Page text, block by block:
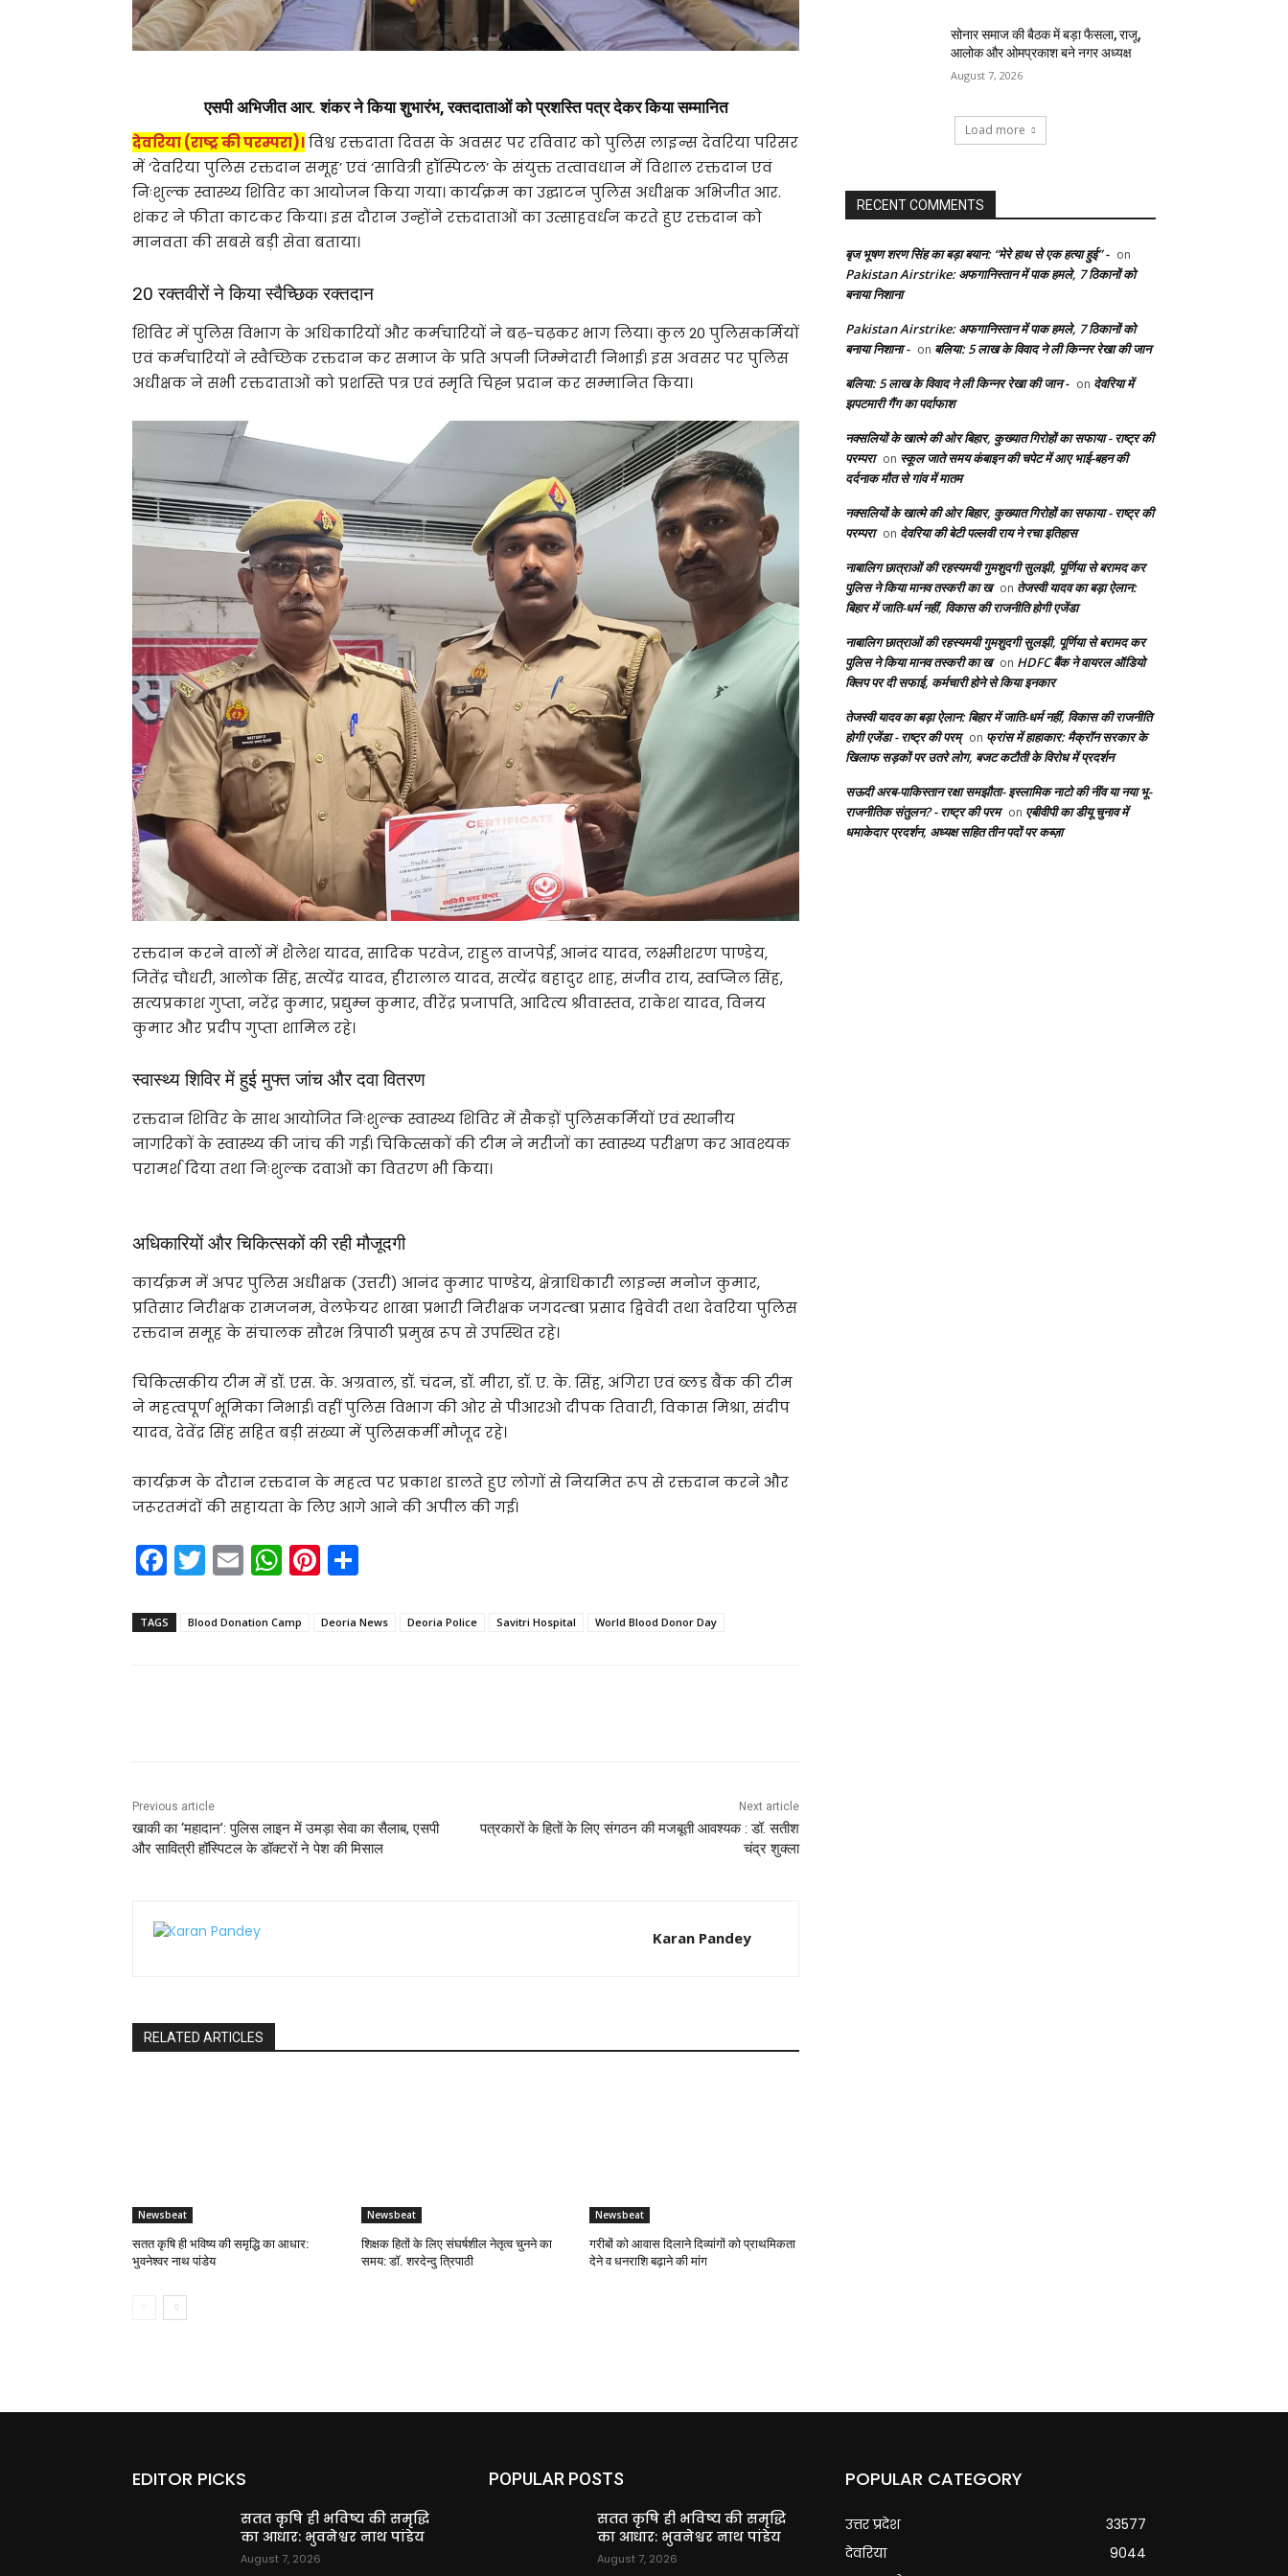
एसपी अभिजीत आर. शंकर ने किया शुभारंभ, रक्तदाताओं को प्रशस्ति पत्र देकर किया सम्मानित
देवरिया (राष्ट्र की परम्परा)।विश्व रक्तदाता दिवस के अवसर पर रविवार को पुलिस लाइन्स देवरिया परिसर
में ‘देवरिया पुलिस रक्तदान समूह’ एवं ‘सावित्री हॉस्पिटल’ के संयुक्त तत्वावधान में विशाल रक्तदान एवं
निःशुल्क स्वास्थ्य शिविर का आयोजन किया गया। कार्यक्रम का उद्घाटन पुलिस अधीक्षक अभिजीत आर.
शंकर ने फीता काटकर किया। इस दौरान उन्होंने रक्तदाताओं का उत्साहवर्धन करते हुए रक्तदान को
मानवता की सबसे बड़ी सेवा बताया।
20 रक्तवीरों ने किया स्वैच्छिक रक्तदान
शिविर में पुलिस विभाग के अधिकारियों और कर्मचारियों ने बढ़-चढ़कर भाग लिया। कुल 20 पुलिसकर्मियों
एवं कर्मचारियों ने स्वैच्छिक रक्तदान कर समाज के प्रति अपनी जिम्मेदारी निभाई। इस अवसर पर पुलिस
अधीक्षक ने सभी रक्तदाताओं को प्रशस्ति पत्र एवं स्मृति चिह्न प्रदान कर सम्मानित किया।
रक्तदान करने वालों में शैलेश यादव, सादिक परवेज, राहुल वाजपेई, आनंद यादव, लक्ष्मीशरण पाण्डेय,
जितेंद्र चौधरी, आलोक सिंह, सत्येंद्र यादव, हीरालाल यादव, सत्येंद्र बहादुर शाह, संजीव राय, स्वप्निल सिंह,
सत्यप्रकाश गुप्ता, नरेंद्र कुमार, प्रद्युम्न कुमार, वीरेंद्र प्रजापति, आदित्य श्रीवास्तव, राकेश यादव, विनय
कुमार और प्रदीप गुप्ता शामिल रहे।
स्वास्थ्य शिविर में हुई मुफ्त जांच और दवा वितरण
रक्तदान शिविर के साथ आयोजित निःशुल्क स्वास्थ्य शिविर में सैकड़ों पुलिसकर्मियों एवं स्थानीय
नागरिकों के स्वास्थ्य की जांच की गई। चिकित्सकों की टीम ने मरीजों का स्वास्थ्य परीक्षण कर आवश्यक
परामर्श दिया तथा निःशुल्क दवाओं का वितरण भी किया।
अधिकारियों और चिकित्सकों की रही मौजूदगी
कार्यक्रम में अपर पुलिस अधीक्षक (उत्तरी) आनंद कुमार पाण्डेय, क्षेत्राधिकारी लाइन्स मनोज कुमार,
प्रतिसार निरीक्षक रामजनम, वेलफेयर शाखा प्रभारी निरीक्षक जगदम्बा प्रसाद द्विवेदी तथा देवरिया पुलिस
रक्तदान समूह के संचालक सौरभ त्रिपाठी प्रमुख रूप से उपस्थित रहे।
चिकित्सकीय टीम में डॉ. एस. के. अग्रवाल, डॉ. चंदन, डॉ. मीरा, डॉ. ए. के. सिंह, अंगिरा एवं ब्लड बैंक की टीम
ने महत्वपूर्ण भूमिका निभाई। वहीं पुलिस विभाग की ओर से पीआरओ दीपक तिवारी, विकास मिश्रा, संदीप
यादव, देवेंद्र सिंह सहित बड़ी संख्या में पुलिसकर्मी मौजूद रहे।
कार्यक्रम के दौरान रक्तदान के महत्व पर प्रकाश डालते हुए लोगों से नियमित रूप से रक्तदान करने और
जरूरतमंदों की सहायता के लिए आगे आने की अपील की गई।
F
a
c
T
w
itt
E
m
ai
W
h
a
Pi
nt
er ar
TAGS Blood Donation Camp Deoria News Deoria Police Savitri Hospital World Blood Donor Day
Previous article
खाकी का ‘महादान’: पुलिस लाइन में उमड़ा सेवा का सैलाब, एसपी
और सावित्री हॉस्पिटल के डॉक्टरों ने पेश की मिसाल
Next article
पत्रकारों के हितों के लिए संगठन की मजबूती आवश्यक : डॉ. सतीश
चंद्र शुक्ला
Karan Pandey
RELATED ARTICLES
Newsbeat
सतत कृषि ही भविष्य की समृद्धि का आधार:
भुवनेश्वर नाथ पांडेय
Newsbeat
शिक्षक हितों के लिए संघर्षशील नेतृत्व चुनने का
समय: डॉ. शरदेन्दु त्रिपाठी
Newsbeat
गरीबों को आवास दिलाने दिव्यांगों को प्राथमिकता
देने व धनराशि बढ़ाने की मांग
सोनार समाज की बैठक में बड़ा फैसला, राजू,
आलोक और ओमप्रकाश बने नगर अध्यक्ष
August 7, 2026
Load more
RECENT COMMENTS
बृज भूषण शरण सिंह का बड़ा बयान: “मेरे हाथ से एक हत्या हुई” - on
Pakistan Airstrike: अफगानिस्तान में पाक हमले, 7 ठिकानों को
बनाया निशाना
Pakistan Airstrike: अफगानिस्तान में पाक हमले, 7 ठिकानों को
बनाया निशाना - on बलिया: 5 लाख के विवाद ने ली किन्नर रेखा की जान
बलिया: 5 लाख के विवाद ने ली किन्नर रेखा की जान - on देवरिया में
झपटमारी गैंग का पर्दाफाश
नक्सलियों के खात्मे की ओर बिहार, कुख्यात गिरोहों का सफाया - राष्ट्र की
परम्परा on स्कूल जाते समय कंबाइन की चपेट में आए भाई-बहन की
दर्दनाक मौत से गांव में मातम
नक्सलियों के खात्मे की ओर बिहार, कुख्यात गिरोहों का सफाया - राष्ट्र की
परम्परा on देवरिया की बेटी पल्लवी राय ने रचा इतिहास
नाबालिग छात्राओं की रहस्यमयी गुमशुदगी सुलझी, पूर्णिया से बरामद कर
पुलिस ने किया मानव तस्करी का ख on तेजस्वी यादव का बड़ा ऐलान:
बिहार में जाति-धर्म नहीं, विकास की राजनीति होगी एजेंडा
नाबालिग छात्राओं की रहस्यमयी गुमशुदगी सुलझी, पूर्णिया से बरामद कर
पुलिस ने किया मानव तस्करी का ख on HDFC बैंक ने वायरल ऑडियो
क्लिप पर दी सफाई, कर्मचारी होने से किया इनकार
तेजस्वी यादव का बड़ा ऐलान: बिहार में जाति-धर्म नहीं, विकास की राजनीति
होगी एजेंडा - राष्ट्र की परम् on फ्रांस में हाहाकार: मैक्रॉन सरकार के
खिलाफ सड़कों पर उतरे लोग, बजट कटौती के विरोध में प्रदर्शन
सऊदी अरब-पाकिस्तान रक्षा समझौता- इस्लामिक नाटो की नींव या नया भू-
राजनीतिक संतुलन? - राष्ट्र की परम on एबीवीपी का डीयू चुनाव में
धमाकेदार प्रदर्शन, अध्यक्ष सहित तीन पदों पर कब्ज़ा
EDITOR PICKS
सतत कृषि ही भविष्य की समृद्धि
का आधार: भुवनेश्वर नाथ पांडेय
August 7, 2026
POPULAR POSTS
सतत कृषि ही भविष्य की समृद्धि
का आधार: भुवनेश्वर नाथ पांडेय
August 7, 2026
POPULAR CATEGORY
उत्तर प्रदेश
33577
देवरिया
9044